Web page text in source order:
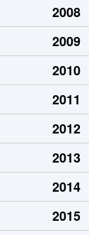
2008
2009
2010
2011
2012
2013
2014
2015